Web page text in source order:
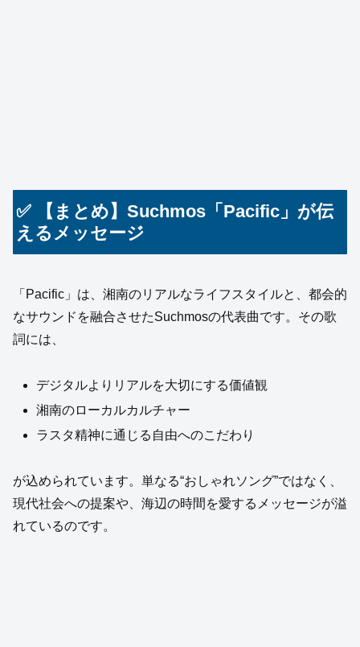
✅ 【まとめ】Suchmos「Pacific」が伝
えるメッセージ
「Pacific」は、湘南のリアルなライフスタイルと、都会的
なサウンドを融合させたSuchmosの代表曲です。その歌
詞には、
デジタルよりリアルを大切にする価値観
湘南のローカルカルチャー
ラスタ精神に通じる自由へのこだわり
が込められています。単なる“おしゃれソング”ではなく、
現代社会への提案や、海辺の時間を愛するメッセージが溢
れているのです。